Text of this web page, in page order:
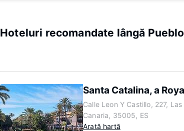
Hoteluri recomandate lângă
Santa Catalina, a
Calle Leon Y Castillo, 227,
Canaria, 35005, ES
Arată hartă